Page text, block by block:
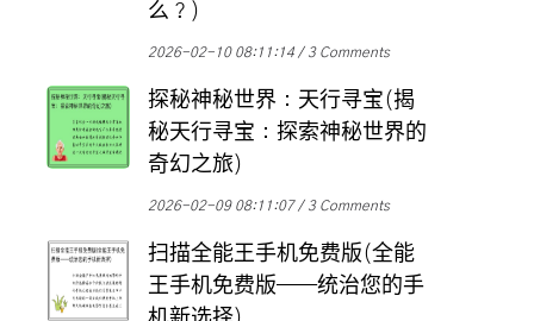
么？)
2026-02-10 08:11:14 3 Comments
探秘神秘世界：天行寻宝(揭
秘天行寻宝：探索神秘世界的
奇幻之旅)
2026-02-09 08:11:07 3 Comments
扫描全能王手机免费版(全能
王手机免费版——统治您的手